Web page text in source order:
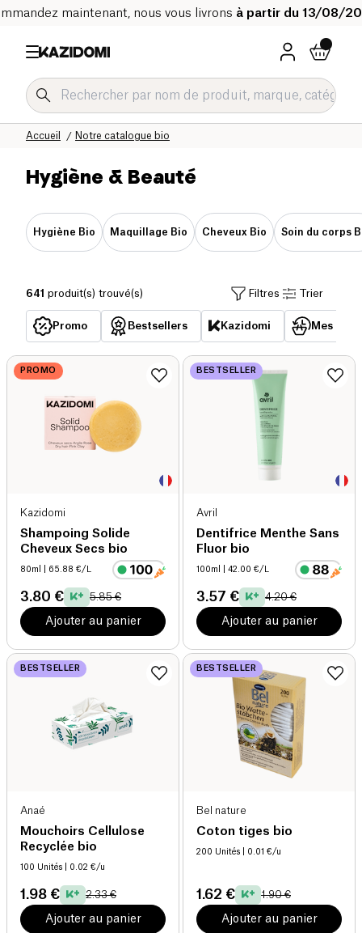
maintenant, nous vous livrons à partir du 13/08/
Notre catalogue bio
Accueil
Hygiène & Beauté
Hygiène Bio Maquillage Bio Cheveux Bio Soin du corps
641 produit(s) trouvé(s) Filtres Trier
Promo Bestsellers Kazidomi Mes
PROMO
Kazidomi
Shampoing Solide
Cheveux Secs bio
80ml | 65.88 €/L
3.80 € 5.85 €
Ajouter au panier
BESTSELLER
Avril
Dentifrice Menthe Sans
Fluor bio
100ml | 42.00 €/L
3.57 € 4.20 €
Ajouter au panier
BESTSELLER
Anaé
Mouchoirs Cellulose
Recyclée bio
100 Unités | 0.02 €/u
1.98 € 2.33 €
Ajouter au panier
BESTSELLER
Bel nature
Coton tiges bio
200 Unités | 0.01 €/u
1.62 € 1.90 €
Ajouter au panier